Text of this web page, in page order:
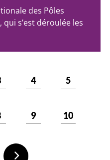
des Pôles
qui s’est déroulée les
4 5
9 10